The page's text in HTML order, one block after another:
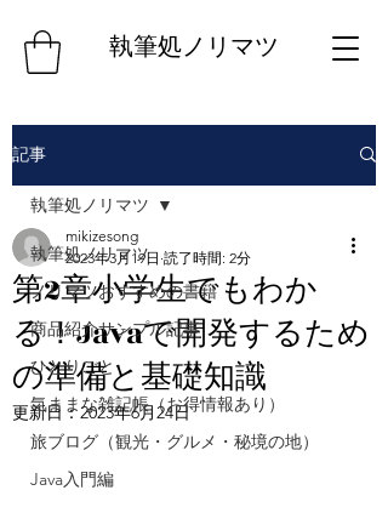
​執筆処ノリマツ
記事
執筆処ノリマツ
ノリマツおすすめの書籍
商品紹介サンプル記事
ひとりごと
気ままな雑記帳（お得情報あり）
旅ブログ（観光・グルメ・秘境の地）
Java入門編
執筆処ノリマツ
第2章小学生でもわか
る！Javaで開発するため
の準備と基礎知識
mikizesong
2023年3月19日 読了時間: 2分
更新日：2023年6月24日